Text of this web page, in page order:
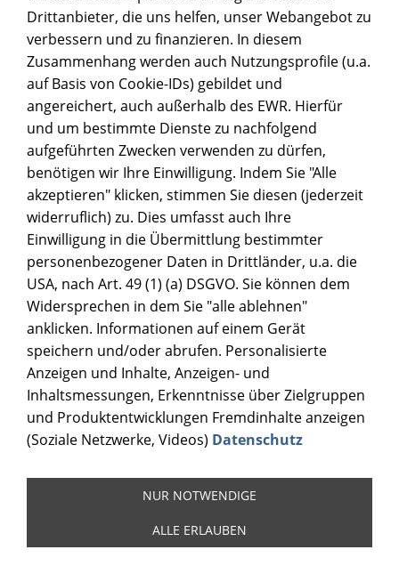
Drittanbieter, die uns helfen, unser Webangebot zu
verbessern und zu finanzieren. In diesem
Zusammenhang werden auch Nutzungsprofile (u.a.
auf Basis von Cookie-IDs) gebildet und
angereichert, auch außerhalb des EWR. Hierfür
und um bestimmte Dienste zu nachfolgend
aufgeführten Zwecken verwenden zu dürfen,
benötigen wir Ihre Einwilligung. Indem Sie "Alle
akzeptieren" klicken, stimmen Sie diesen (jederzeit
widerruflich) zu. Dies umfasst auch Ihre
Einwilligung in die Übermittlung bestimmter
personenbezogener Daten in Drittländer, u.a. die
USA, nach Art. 49 (1) (a) DSGVO. Sie können dem
Widersprechen in dem Sie "alle ablehnen"
anklicken. Informationen auf einem Gerät
speichern und/oder abrufen. Personalisierte
Anzeigen und Inhalte, Anzeigen- und
Inhaltsmessungen, Erkenntnisse über Zielgruppen
und Produktentwicklungen Fremdinhalte anzeigen
(Soziale Netzwerke, Videos) Datenschutz
NUR NOTWENDIGE
ALLE ERLAUBEN